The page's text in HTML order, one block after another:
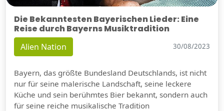
Die Bekanntesten Bayerischen Lieder: Eine
Reise durch Bayerns Musiktradition
Alien Nation 30/08/2023
Bayern, das größte Bundesland Deutschlands, ist nicht
nur für seine malerische Landschaft, seine leckere
Küche und sein berühmtes Bier bekannt, sondern auch
für seine reiche musikalische Tradition